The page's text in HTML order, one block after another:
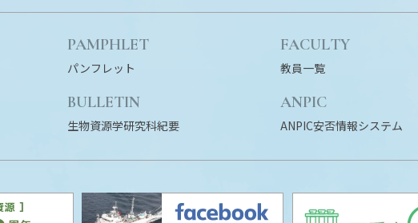
PAMPHLET
パンフレット
FACULTY
教員一覧
BULLETIN
生物資源学研究科紀要
ANPIC
ANPIC安否情報システム